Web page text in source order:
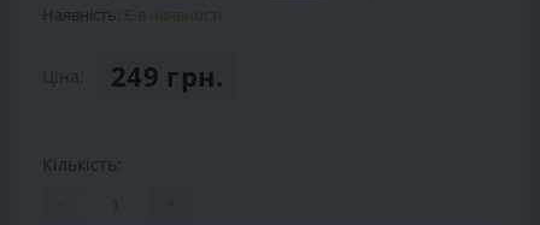
Наявність: Є в наявності
249 грн.
Кількість: